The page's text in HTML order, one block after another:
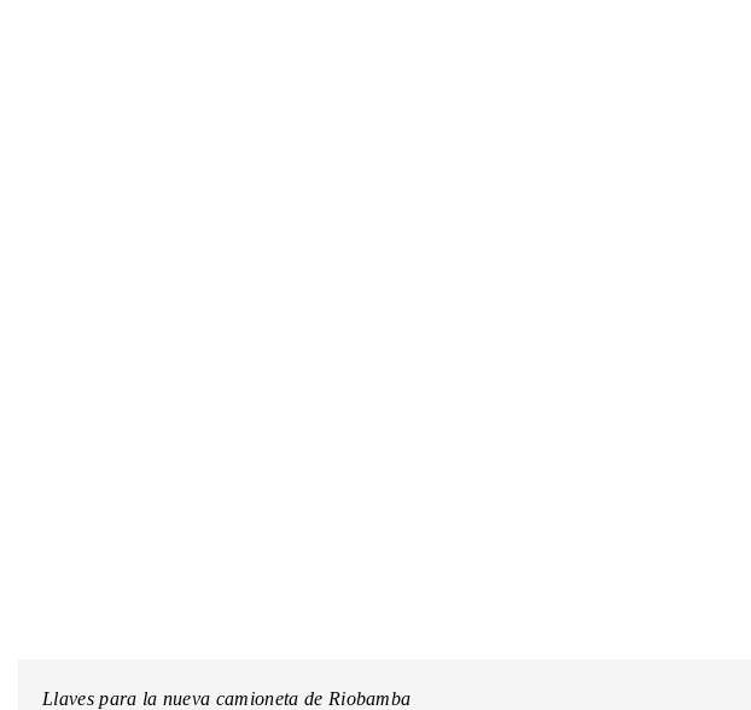
Llaves para la nueva camioneta de Riobamba